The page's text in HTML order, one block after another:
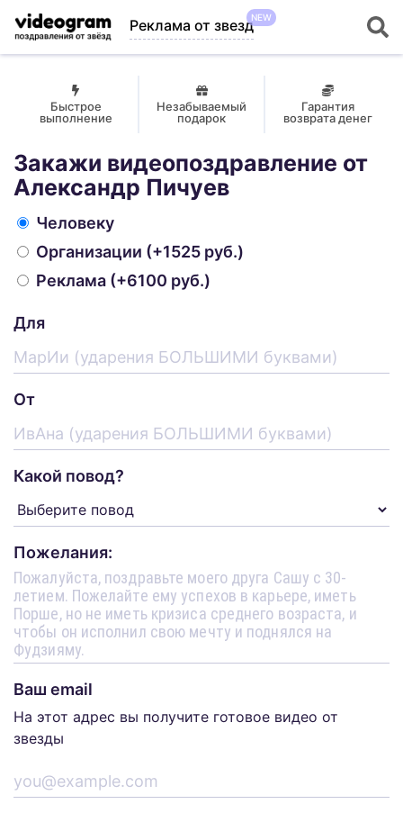
Реклама от звездNEW
Быстрое
выполнение
Незабываемый
подарок
Гарантия
возврата денег
Закажи видеопоздравление от
Александр Пичуев
Человеку
Организации (+1525 руб.)
Реклама (+6100 руб.)
Для
От
Какой повод?
Пожелания:
Ваш email
На этот адрес вы получите готовое видео от
звезды